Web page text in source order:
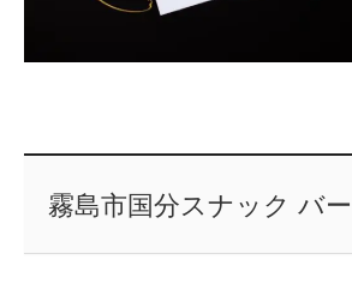
霧島市国分スナック バ